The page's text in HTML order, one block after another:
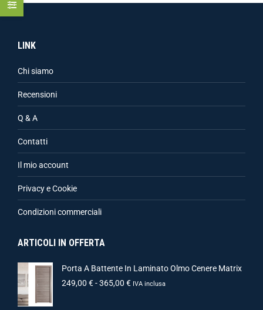
LINK
Chi siamo
Recensioni
Q & A
Contatti
Il mio account
Privacy e Cookie
Condizioni commerciali
ARTICOLI IN OFFERTA
Porta A Battente In Laminato Olmo Cenere Matrix
249,00 €-365,00 € IVA inclusa